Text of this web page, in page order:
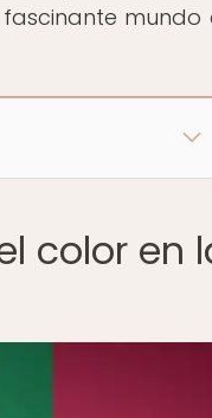
mundo
color en